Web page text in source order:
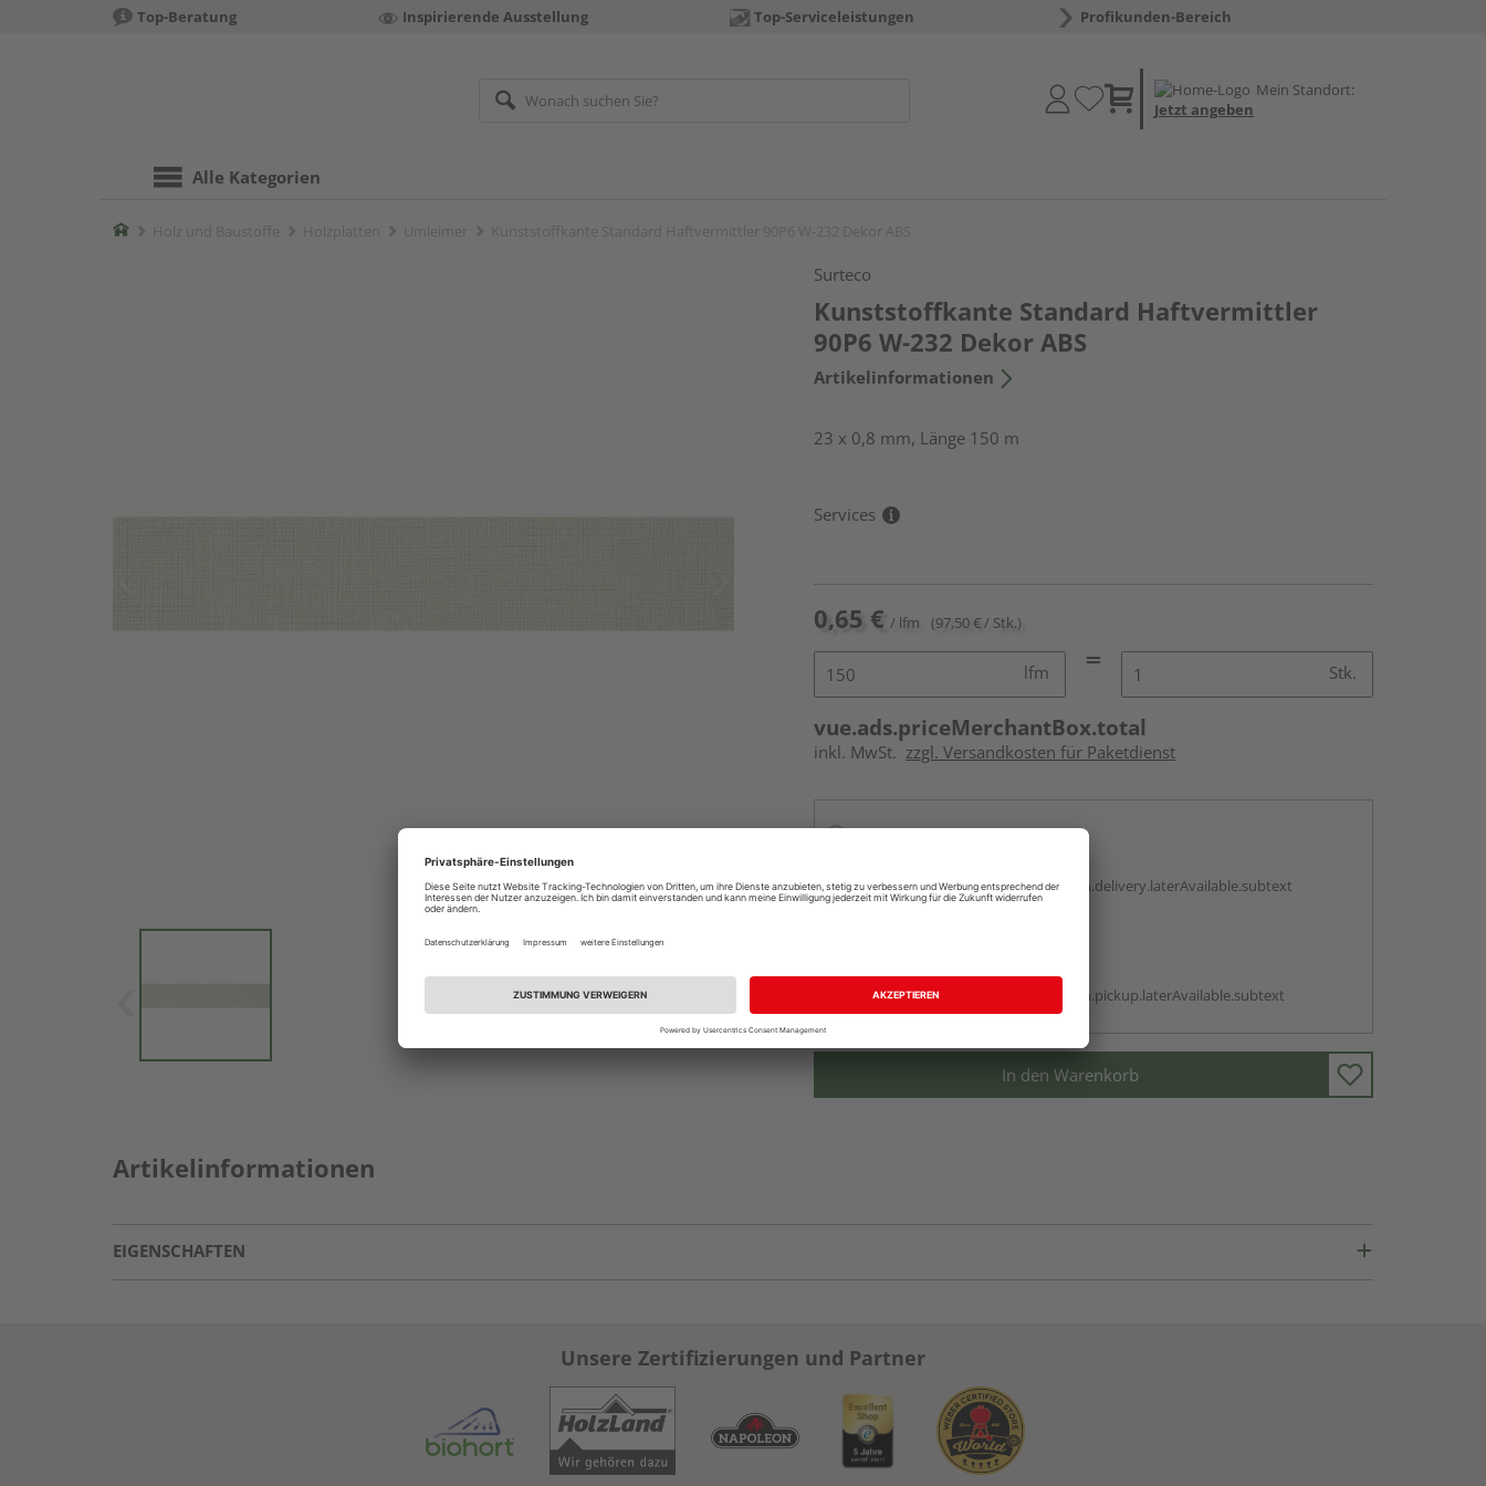
Top-Beratung Inspirierende Ausstellung Top-Serviceleistungen Profikunden-Bereich
Mein Standort:
Jetzt angeben
Alle Kategorien
Home
Surteco
Kunststoffkante Standard Haftvermittler
90P6 W-232 Dekor ABS
Artikelinformationen
23 x 0,8 mm, Länge 150 m
Services
0,65 € / lfm (97,50 € / Stk.)
lfm Stk.
vue.ads.priceMerchantBox.total
inkl. MwSt. zzgl. Versandkosten für Paketdienst
Online bestellen
vue.ads.priceMerchantBox.option.delivery.laterAvailable.subtext
Auf Vorbestellung:
vue.ads.priceMerchantBox.option.pickup.laterAvailable.subtext
In den Warenkorb
Artikelinformationen
EIGENSCHAFTEN
Unsere Zertifizierungen und Partner